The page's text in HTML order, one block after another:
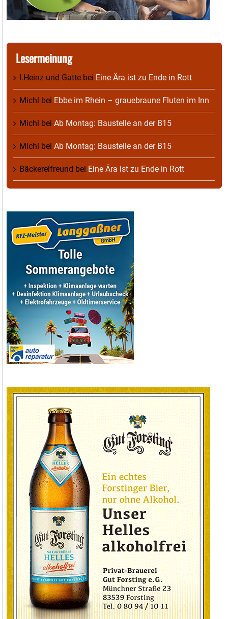
Lesermeinung
I.Heinz und Gatte bei Eine Ära ist zu Ende in Rott
Michl bei Ebbe im Rhein – grauebraune Fluten im Inn
Michl bei Ab Montag: Baustelle an der B15
Michl bei Ab Montag: Baustelle an der B15
Bäckereifreund bei Eine Ära ist zu Ende in Rott